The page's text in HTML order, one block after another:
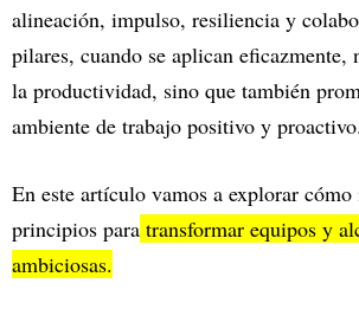
alineación, impulso, resiliencia y
pilares, cuando se aplican eficazmente,
la productividad, sino que también
ambiente de trabajo positivo y proactivo.
En este artículo vamos a explorar
principios para transformar equipos y
ambiciosas.